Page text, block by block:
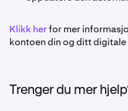
Klikk herfor mer
kontoen din og ditt digitale
Trenger du mer